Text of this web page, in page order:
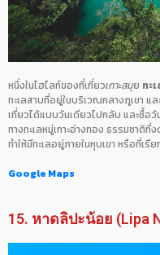
หนึ่งในไฮไลท์ของที่เที่ยวเกาะสมุย ทะ
ทะเลสาบที่อยู่ในบริเวณกลางภูเขา แล
เที่ยวได้แบบวันเดียวไปกลับ และซื้อวั
ทางทะเลหมู่เกาะอ่างทอง ธรรมชาติที่
ทำให้มีทะเลอยู่ภายในหุบเขา หรือที่เรีย
Google Maps
15. หาดลิปะน้อย (Lipa